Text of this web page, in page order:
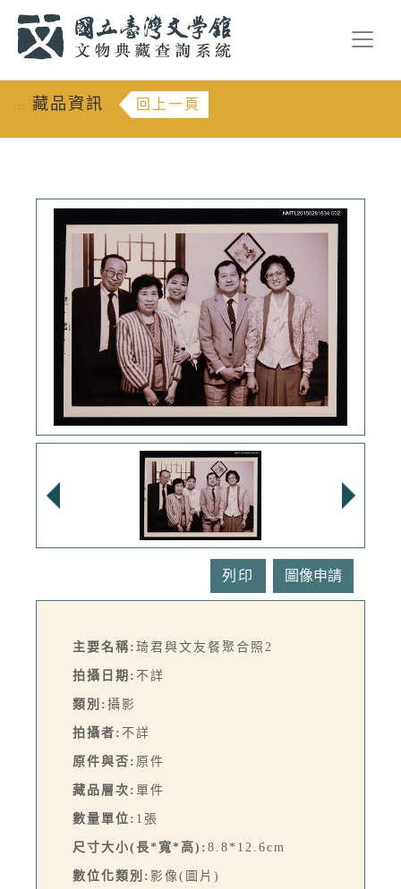
::: 藏品資訊 回上一頁
列印
主要名稱: 琦君與文友餐聚合照2
拍攝日期: 不詳
類別: 攝影
拍攝者: 不詳
原件與否: 原件
藏品層次: 單件
數量單位: 1張
尺寸大小(長*寬*高): 8.8*12.6cm
數位化類別: 影像(圖片)